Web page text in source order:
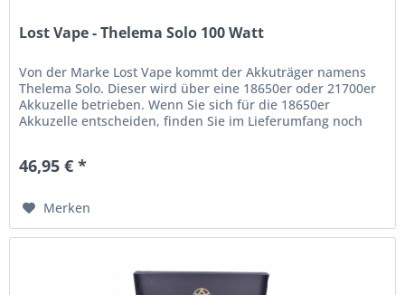
Lost Vape - Thelema Solo 100 Watt
Von der Marke Lost Vape kommt der Akkuträger namens
Thelema Solo. Dieser wird über eine 18650er oder 21700er
Akkuzelle betrieben. Wenn Sie sich für die 18650er
Akkuzelle entscheiden, finden Sie im Lieferumfang noch
46,95 € *
Merken